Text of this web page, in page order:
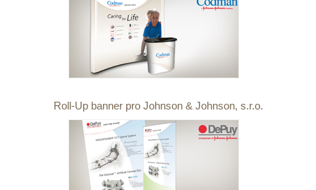
Roll-Up banner pro Johnson & Johnson, s.r.o.